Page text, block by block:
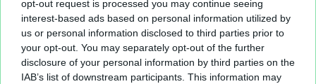
opt-out request is processed you may continue seeing
interest-based ads based on personal information utilized by
us or personal information disclosed to third parties prior to
your opt-out. You may separately opt-out of the further
disclosure of your personal information by third parties on the
IAB’s list of downstream participants. This information may
Aperçu texte